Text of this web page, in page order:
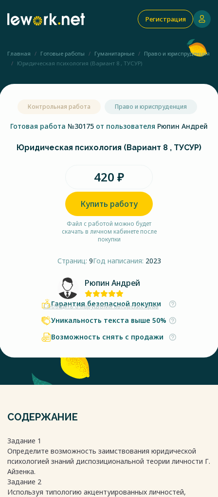
Регистрация
Главная Готовые работы Гуманитарные
Право и юриспруденция
Юридическая психология (Вариант 8 , ТУСУР)
Контрольная работа Право и юриспруденция
Готовая работа №30175 от пользователя Рюпин Андрей
Юридическая психология (Вариант 8 , ТУСУР)
420 ₽
Купить работу
Файл с работой можно будет
скачать в личном кабинете после
покупки
Страниц: 9Год написания: 2023
Рюпин Андрей
Сообщить о нарушении авторских прав
Гарантия безопасной покупки
Уникальность текста выше 50%
Возможность снять с продажи
СОДЕРЖАНИЕ
Задание 1
Определите возможность заимствования юридической
психологией знаний диспозициональной теории личности Г.
Айзенка.
Задание 2
Используя типологию акцентуированных личностей,